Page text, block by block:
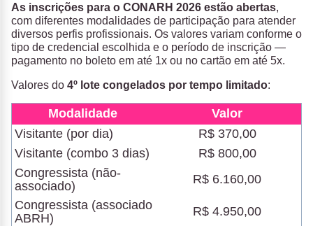
As inscrições para o CONARH 2026 estão abertas,
com diferentes modalidades de participação para atender
diversos perfis profissionais. Os valores variam conforme o
tipo de credencial escolhida e o período de inscrição —
pagamento no boleto em até 1x ou no cartão em até 5x.
Valores do 4º lote congelados por tempo limitado:
Modalidade
Valor
Visitante (por dia)
R$ 370,00
Visitante (combo 3 dias)
R$ 800,00
Congressista (não-
associado)
R$ 6.160,00
Congressista (associado
ABRH)
R$ 4.950,00